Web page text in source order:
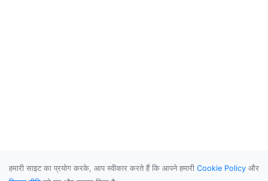
हमारी साइट का प्रयोग करके, आप स्वीकार करते हैं कि आपने हमारी Cookie Policy और